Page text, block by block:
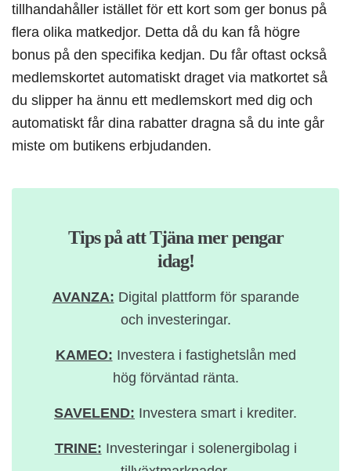
tillhandahåller istället för ett kort som ger bonus på
flera olika matkedjor. Detta då du kan få högre
bonus på den specifika kedjan. Du får oftast också
medlemskortet automatiskt draget via matkortet så
du slipper ha ännu ett medlemskort med dig och
automatiskt får dina rabatter dragna så du inte går
miste om butikens erbjudanden.
Tips på att Tjäna mer pengar
idag!
AVANZA: Digital plattform för sparande
och investeringar.
KAMEO: Investera i fastighetslån med
hög förväntad ränta.
SAVELEND: Investera smart i krediter.
TRINE: Investeringar i solenergibolag i